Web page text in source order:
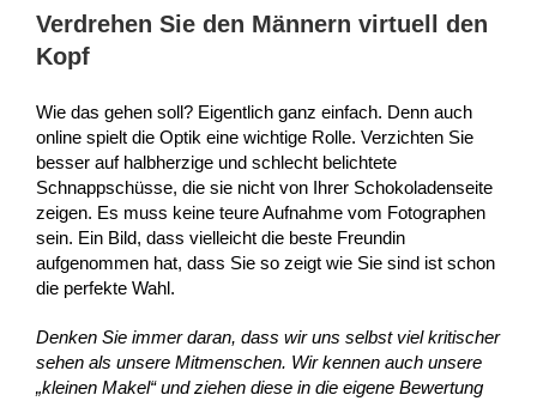
Verdrehen Sie den Männern virtuell den
Kopf
Wie das gehen soll? Eigentlich ganz einfach. Denn auch
online spielt die Optik eine wichtige Rolle. Verzichten Sie
besser auf halbherzige und schlecht belichtete
Schnappschüsse, die sie nicht von Ihrer Schokoladenseite
zeigen. Es muss keine teure Aufnahme vom Fotographen
sein. Ein Bild, dass vielleicht die beste Freundin
aufgenommen hat, dass Sie so zeigt wie Sie sind ist schon
die perfekte Wahl.
Denken Sie immer daran, dass wir uns selbst viel kritischer
sehen als unsere Mitmenschen. Wir kennen auch unsere
„kleinen Makel“ und ziehen diese in die eigene Bewertung